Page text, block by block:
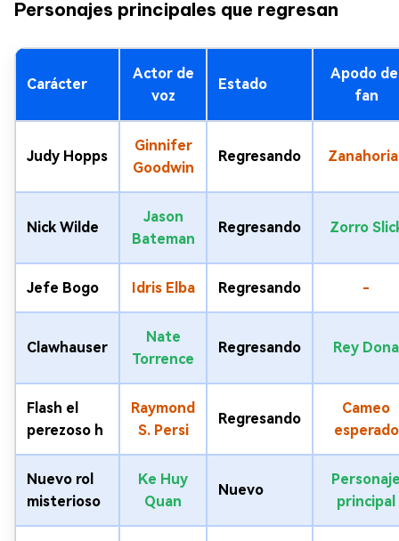
Personajes principales que regresan
Carácter
Actor de
voz
Estado
Apodo
fan
Judy Hopps
Ginnifer
Goodwin
Regresando
Nick Wilde
Jason
Bateman
Regresando Zorro
Jefe Bogo Idris Elba Regresando -
Clawhauser
Nate
Torrence
Regresando Rey Dona
Flash el
perezoso h
Raymond
S. Persi
Regresando
Cameo
esperado
Nuevo rol
misterioso
Ke Huy
Quan
Nuevo
principal